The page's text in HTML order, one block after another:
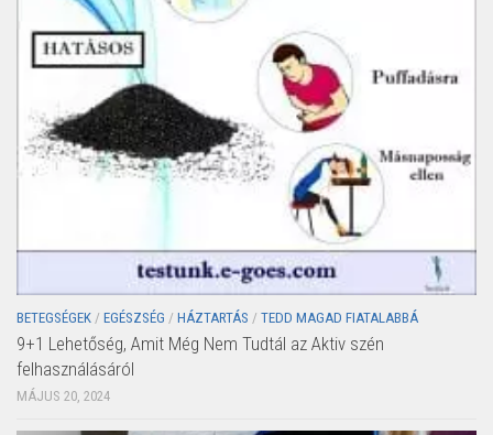
BETEGSÉGEK / EGÉSZSÉG / HÁZTARTÁS / TEDD MAGAD FIATALABBÁ
9+1 Lehetőség, Amit Még Nem Tudtál az Aktiv szén
felhasználásáról
MÁJUS 20, 2024